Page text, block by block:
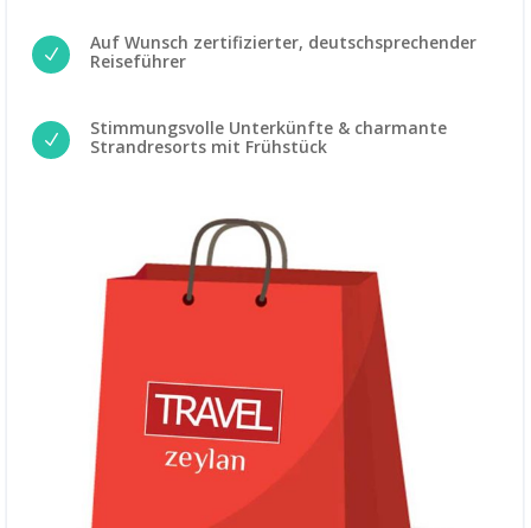
N
Auf Wunsch zertifizierter, deutschsprechender
Reiseführer
N
Stimmungsvolle Unterkünfte & charmante
Strandresorts mit Frühstück